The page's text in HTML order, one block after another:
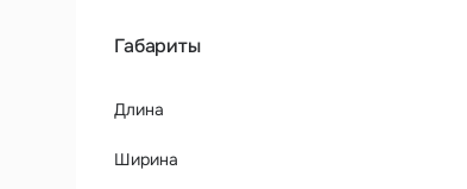
Габариты
Длина
Ширина